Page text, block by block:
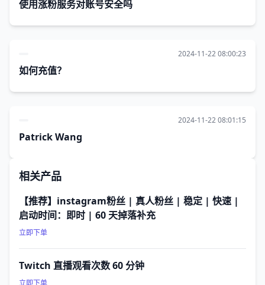
使用涨粉服务对账号安全吗
2024-11-22 08:00:23
如何充值？
2024-11-22 08:01:15
Patrick Wang
相关产品
【推荐】instagram粉丝 | 真人粉丝 | 稳定 | 快速 |
启动时间：即时 | 60 天掉落补充
立即下单
Twitch 直播观看次数 60 分钟
立即下单